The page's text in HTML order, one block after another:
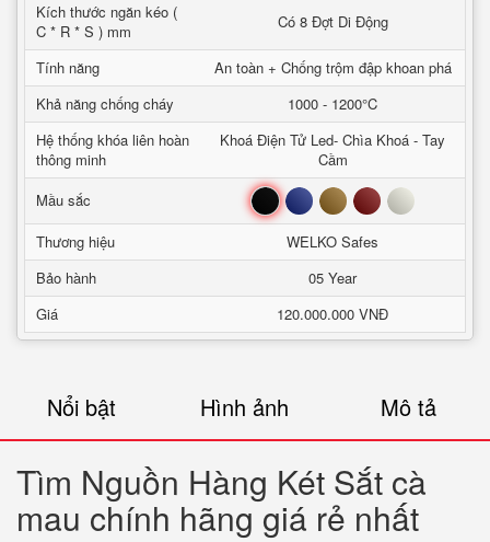
Kích thước ngăn kéo (
C * R * S ) mm
Có 8 Đợt Di Động
Tính năng
An toàn + Chống trộm đập khoan phá
Khả năng chống cháy
1000 - 1200°C
Hệ thống khóa liên hoàn
thông minh
Khoá Điện Tử Led- Chìa Khoá - Tay
Cầm
Mầu sắc
Đen Xanh Nâu Đỏ Trắng
Thương hiệu
WELKO Safes
Bảo hành
05 Year
Giá
120.000.000 VNĐ
Nổi bật Hình ảnh Mô tả
Tìm Nguồn Hàng Két Sắt cà
mau chính hãng giá rẻ nhất